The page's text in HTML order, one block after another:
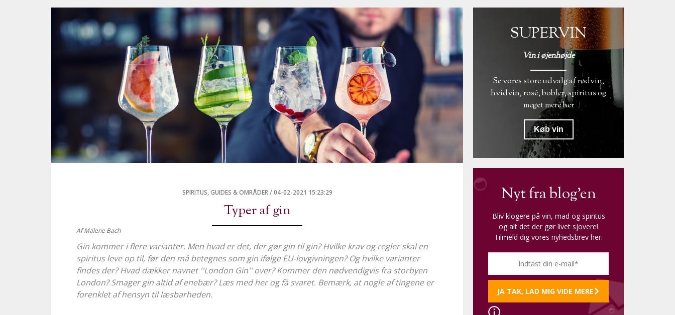
SPIRITUS, GUIDES & OMRÅDER /04-02-2021 15:23:29
Typer af gin
Af Malene Bach
Gin kommer i flere varianter. Men hvad er det, der gør gin til gin? Hvilke krav og regler skal en
spiritus leve op til, før den må betegnes som gin ifølge EU-lovgivningen? Og hvilke varianter
findes der? Hvad dækker navnet ''London Gin'' over? Kommer den nødvendigvis fra storbyen
London? Smager gin altid af enebær? Læs med her og få svaret. Bemærk, at nogle af tingene er
forenklet af hensyn til læsbarheden.
SUPERVIN
Vin i øjenhøjde
Se vores store udvalg af rødvin,
hvidvin, rosé, bobler, spiritus og
meget mere her
Køb vin
Nyt fra blog'en
Bliv klogere på vin, mad og spiritus
og alt det der gør livet sjovere!
Tilmeld dig vores nyhedsbrev her.